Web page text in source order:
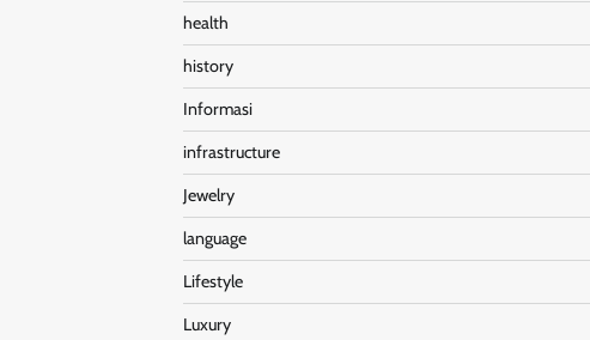
health
history
Informasi
infrastructure
Jewelry
language
Lifestyle
Luxury